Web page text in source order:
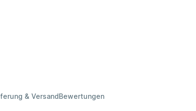
& VersandBewertungen